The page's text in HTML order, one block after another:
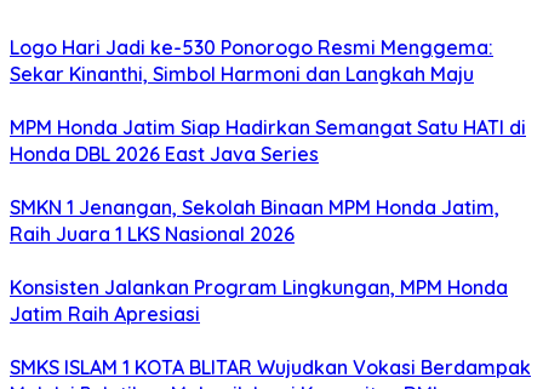
Logo Hari Jadi ke-530 Ponorogo Resmi Menggema:
Sekar Kinanthi, Simbol Harmoni dan Langkah Maju
MPM Honda Jatim Siap Hadirkan Semangat Satu HATI di
Honda DBL 2026 East Java Series
SMKN 1 Jenangan, Sekolah Binaan MPM Honda Jatim,
Raih Juara 1 LKS Nasional 2026
Konsisten Jalankan Program Lingkungan, MPM Honda
Jatim Raih Apresiasi
SMKS ISLAM 1 KOTA BLITAR Wujudkan Vokasi Berdampak